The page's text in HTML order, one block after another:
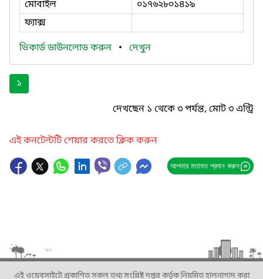
মোবাইল
০১৭৬২৮০১৪১৯
ফ্যাক্স
ভিকার্ড ডাউনলোড করুন • দেখুন
১
দেখছেন ১ থেকে ৩ পর্যন্ত, মোট ৩ এন্ট্রি
এই কনটেন্টটি শেয়ার করতে ক্লিক করুন
আপনার মতামত প্রদান করুন
এই ওয়েবসাইটে প্রকাশিত সকল তথ্য সংশ্লিষ্ট দপ্তর কর্তৃক নিয়মিত হালনাগাদ করা